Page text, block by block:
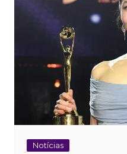
Notícias